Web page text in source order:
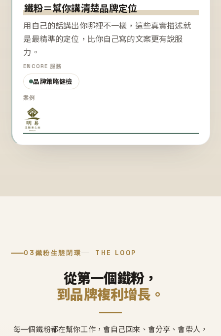
鐵粉＝幫你講清楚品牌定位
用自己的話講出你哪裡不一樣，這些真實描述就
是最精準的定位，比你自己寫的文案更有說服
力。
ENCORE 服務
品牌策略健檢
案例
03 鐵粉生態閉環 THE LOOP
從第一個鐵粉，
到品牌複利增長。
每一個鐵粉都在幫你工作，會自己回來、會分享、會帶人，